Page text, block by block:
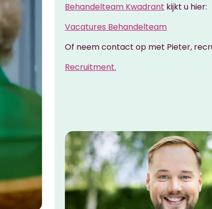
Behandelteam Kwadrant kijkt u hier:
Vacatures Behandelteam
Of neem contact op met Pieter,
Recruitment.